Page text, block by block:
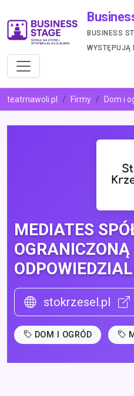
BUSINESS
WYSTĘPUJĄ
teatrnawoli.pl Firmy Dom i
MEDIATES
OGRANICZONĄ
stokrzesel.pl
DOM I OGRÓD